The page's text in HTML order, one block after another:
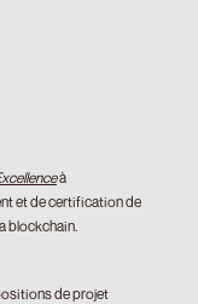
à
et de certification de
blockchain.
de projet